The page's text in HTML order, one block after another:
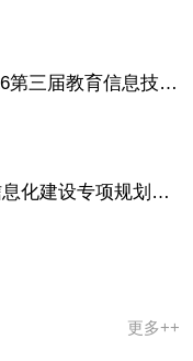
关于转发《关于举办2026第三届教育信息技术应用创新大赛的通知》的通知
关于做好我校“十五五”信息化建设专项规划编制工作的通知
更多++